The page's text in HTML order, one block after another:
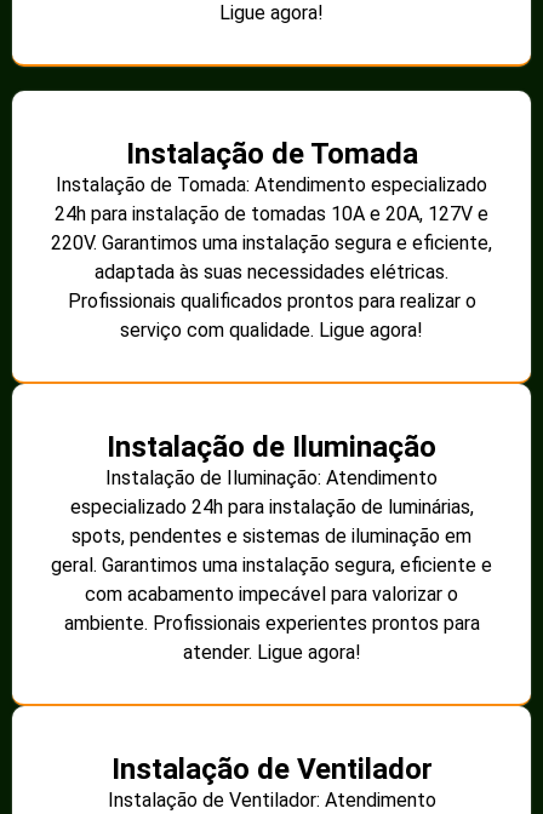
Ligue agora!
Instalação de Tomada
Instalação de Tomada: Atendimento especializado
24h para instalação de tomadas 10A e 20A, 127V e
220V. Garantimos uma instalação segura e eficiente,
adaptada às suas necessidades elétricas.
Profissionais qualificados prontos para realizar o
serviço com qualidade. Ligue agora!
Instalação de Iluminação
Instalação de Iluminação: Atendimento
especializado 24h para instalação de luminárias,
spots, pendentes e sistemas de iluminação em
geral. Garantimos uma instalação segura, eficiente e
com acabamento impecável para valorizar o
ambiente. Profissionais experientes prontos para
atender. Ligue agora!
Instalação de Ventilador
Instalação de Ventilador: Atendimento